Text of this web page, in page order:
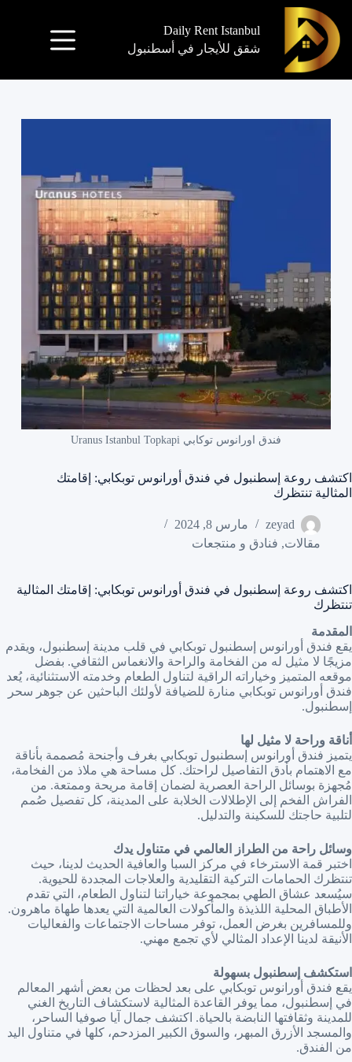
Daily Rent Istanbul
شقق للأيجار في أسطنبول
فندق اورانوس توكابي Uranus Istanbul Topkapi
اكتشف روعة إسطنبول في فندق أورانوس توبكابي: إقامتك
المثالية تنتظرك
zeyad
مارس 8, 2024
مقالات, فنادق و منتجعات
اكتشف روعة إسطنبول في فندق أورانوس توبكابي: إقامتك المثالية
تنتظرك
المقدمة
يقع فندق أورانوس إسطنبول توبكابي في قلب مدينة إسطنبول، ويقدم
مزيجًا لا مثيل له من الفخامة والراحة والانغماس الثقافي. بفضل
موقعه المتميز وخياراته الراقية لتناول الطعام وخدمته الاستثنائية، يُعد
فندق أورانوس توبكابي منارة للضيافة لأولئك الباحثين عن جوهر سحر
إسطنبول.
أناقة وراحة لا مثيل لها
يتميز فندق أورانوس إسطنبول توبكابي بغرف وأجنحة مُصممة بأناقة
مع الاهتمام بأدق التفاصيل لراحتك. كل مساحة هي ملاذ من الفخامة،
مُجهزة بوسائل الراحة العصرية لضمان إقامة مريحة وممتعة. من
الفراش الفخم إلى الإطلالات الخلابة على المدينة، كل تفصيل صُمم
لتلبية حاجتك للسكينة والتدليل.
وسائل راحة من الطراز العالمي في متناول يدك
اختبر قمة الاسترخاء في مركز السبا والعافية الحديث لدينا، حيث
تنتظرك الحمامات التركية التقليدية والعلاجات المجددة للحيوية.
سيُسعد عشاق الطهي بمجموعة خياراتنا لتناول الطعام، التي تقدم
الأطباق المحلية اللذيذة والمأكولات العالمية التي يعدها طهاة ماهرون.
وللمسافرين بغرض العمل، توفر مساحات الاجتماعات والفعاليات
الأنيقة لدينا الإعداد المثالي لأي تجمع مهني.
استكشف إسطنبول بسهولة
يقع فندق أورانوس توبكابي على بعد لحظات من بعض أشهر المعالم
في إسطنبول، مما يوفر القاعدة المثالية لاستكشاف التاريخ الغني
للمدينة وثقافتها النابضة بالحياة. اكتشف جمال آيا صوفيا الساحر،
والمسجد الأزرق المبهر، والسوق الكبير المزدحم، كلها في متناول اليد
من الفندق.